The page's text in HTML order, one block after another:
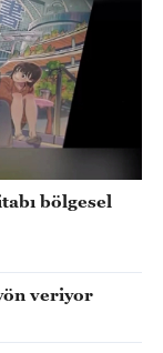
bölgesel
veriyor